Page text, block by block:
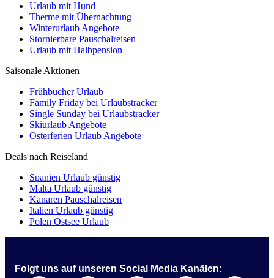
Urlaub mit Hund
Therme mit Übernachtung
Winterurlaub Angebote
Stornierbare Pauschalreisen
Urlaub mit Halbpension
Saisonale Aktionen
Frühbucher Urlaub
Family Friday bei Urlaubstracker
Single Sunday bei Urlaubstracker
Skiurlaub Angebote
Osterferien Urlaub Angebote
Deals nach Reiseland
Spanien Urlaub günstig
Malta Urlaub günstig
Kanaren Pauschalreisen
Italien Urlaub günstig
Polen Ostsee Urlaub